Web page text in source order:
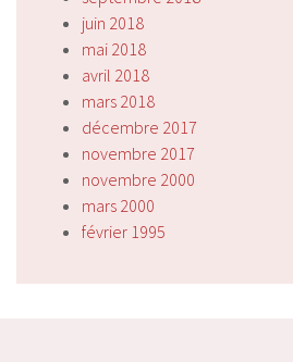
juin 2018
mai 2018
avril 2018
mars 2018
décembre 2017
novembre 2017
novembre 2000
mars 2000
février 1995